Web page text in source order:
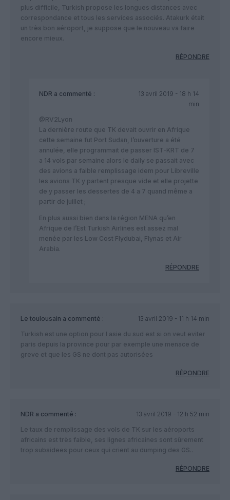
plus difficile, Turkish propose les longues distances avec
correspondance et tous les services associés. Atakurk était
un très bon aéroport, je suppose que le nouveau va faire
encore mieux.
RÉPONDRE
NDR a commenté :
13 avril 2019 - 18 h 14
min
@RV2Lyon
La dernière route que TK devait ouvrir en Afrique
cette semaine fut Port Sudan, l’ouverture a été
annulée, elle programmait de passer IST-KRT de 7
a 14 vols par semaine alors le daily se passait avec
des avions a faible remplissage idem pour Libreville
les avions TK y partent presque vide et elle projette
de y passer les dessertes de 4 a 7 quand même a
partir de juillet ;
En plus aussi bien dans la région MENA qu’en
Afrique de l’Est Turkish Airlines est assez mal
menée par les Low Cost Flydubai, Flynas et Air
Arabia.
RÉPONDRE
Le toulousain a commenté :
13 avril 2019 - 11 h 14 min
Turkish est une option pour l asie du sud est si on veut eviter
paris depuis la province pour par exemple une menace de
greve et que les GS ne dont pas autorisées
RÉPONDRE
NDR a commenté :
13 avril 2019 - 12 h 52 min
Le taux de remplissage des vols de TK sur les aéroports
africains est très faible, ses lignes africaines sont sûrement
trop subsidees pour ceux qui crient au dumping des GS..
RÉPONDRE